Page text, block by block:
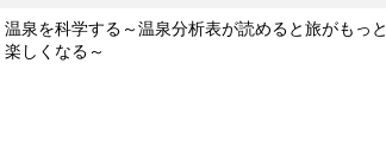
温泉を科学する～温泉分析表が読めると旅がもっと
楽しくなる～